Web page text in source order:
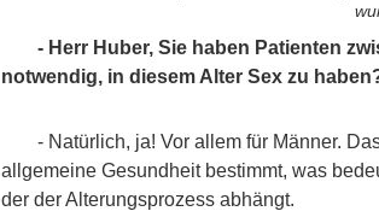
- Herr Huber, Sie haben Patienten
notwendig, in diesem Alter Sex zu
- Natürlich, ja! Vor allem für Männer.
allgemeine Gesundheit bestimmt, was
der der Alterungsprozess abhängt.